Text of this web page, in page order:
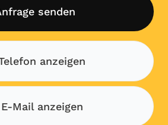
senden
anzeigen
E-Mail anzeigen